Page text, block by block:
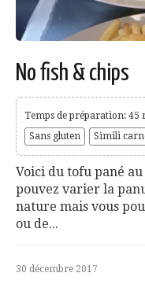
No fish & chips
Temps de préparation: 45
Sans gluten
Simili
Voici du tofu pané
pouvez varier la
nature mais vous
ou de...
30 décembre 2017